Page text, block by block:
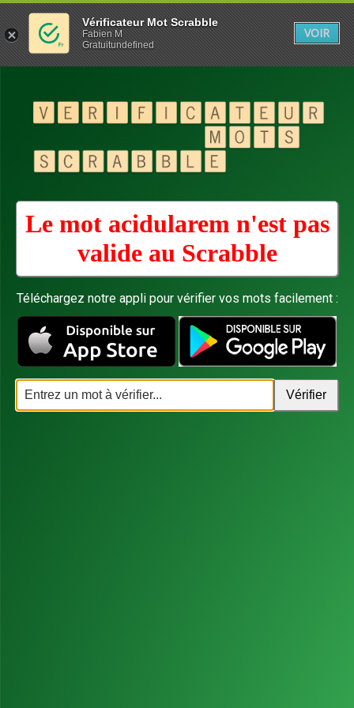
Le mot acidularem n'est pas
valide au Scrabble
Téléchargez notre appli pour vérifier vos mots facilement :
Vérificateur Mot Scrabble
Fabien M
Gratuitundefined
VOIR